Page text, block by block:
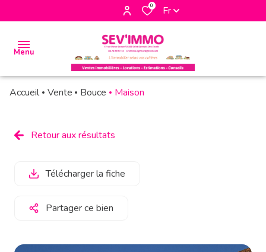
0 Fr
Menu
biens
à la
biens
Accueil Vente Bouce Maison
Retour aux résultats
Télécharger la fiche
Partager ce bien